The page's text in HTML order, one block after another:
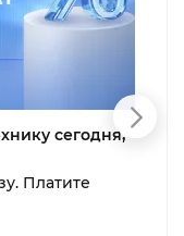
сегодня,
Платите